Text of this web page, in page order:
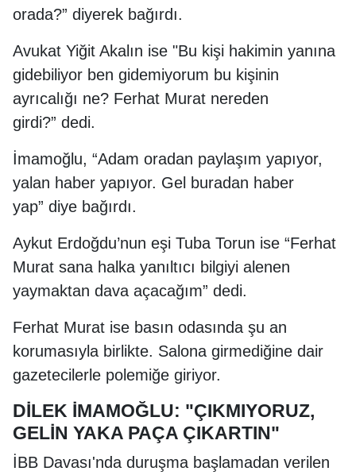
orada?” diyerek bağırdı.
Avukat Yiğit Akalın ise "Bu kişi hakimin yanına
gidebiliyor ben gidemiyorum bu kişinin
ayrıcalığı ne? Ferhat Murat nereden
girdi?” dedi.
İmamoğlu, “Adam oradan paylaşım yapıyor,
yalan haber yapıyor. Gel buradan haber
yap” diye bağırdı.
Aykut Erdoğdu’nun eşi Tuba Torun ise “Ferhat
Murat sana halka yanıltıcı bilgiyi alenen
yaymaktan dava açacağım” dedi.
Ferhat Murat ise basın odasında şu an
korumasıyla birlikte. Salona girmediğine dair
gazetecilerle polemiğe giriyor.
DİLEK İMAMOĞLU: "ÇIKMIYORUZ,
GELİN YAKA PAÇA ÇIKARTIN"
İBB Davası'nda duruşma başlamadan verilen